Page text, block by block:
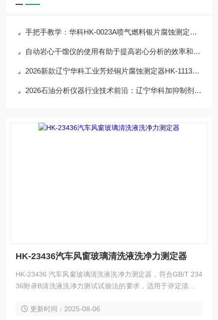
手把手教学：华科HK-0023A喷气燃料银片腐蚀测定器操作技巧，提升数据精准度
自动岩心干馏仪的使用有助于提高岩心分析的效率和精度
2026新款辽宁华科工业芳烃铜片腐蚀测定器HK-11138详解：核心参数+性能
2026石油分析仪器行业技术前沿：辽宁华科加抑制剂防锈性能测定器应用与突破
HK-23436汽车风窗玻璃清洗液洗净力测定器
HK-23436 汽车风窗玻璃清洗液洗净力测定器，符合GB/T 234
36附录B清洗液洗净力测试试验法的要求，适用于评定清洗液
更新时间：2025-08-06